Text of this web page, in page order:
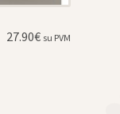
27.90€ su PVM